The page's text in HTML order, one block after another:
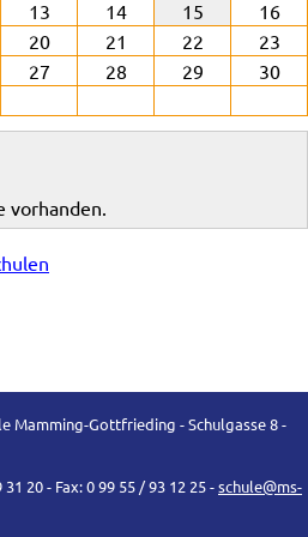
13 14 15
16
20 21 22
23
27 28 29
30
vorhanden.
Mamming-Gottfrieding - Schulgasse 8 -
20 - Fax: 0 99 55 / 93 12 25 -schule@ms-